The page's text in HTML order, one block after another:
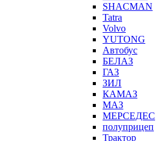
SHACMAN
Tatra
Volvo
YUTONG
Автобус
БЕЛАЗ
ГАЗ
ЗИЛ
КАМАЗ
МАЗ
МЕРСЕДЕС
полуприцеп
Трактор